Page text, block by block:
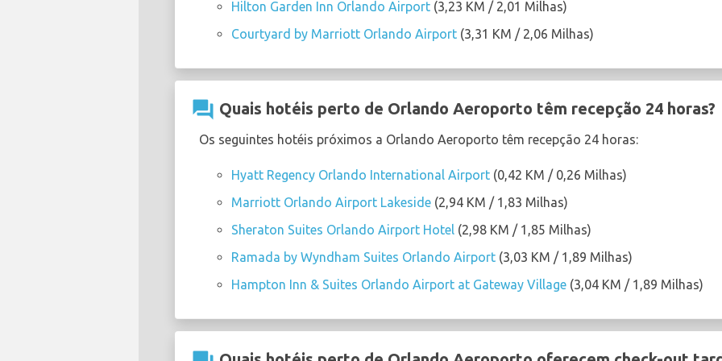
Hilton Garden Inn Orlando Airport (3,23 KM / 2,01 Milhas)
Courtyard by Marriott Orlando Airport (3,31 KM / 2,06 Milhas)
question_answer Quais hotéis perto de Orlando Aeroporto têm recepção 24 horas?
Os seguintes hotéis próximos a Orlando Aeroporto têm recepção 24 horas:
Hyatt Regency Orlando International Airport (0,42 KM / 0,26 Milhas)
Marriott Orlando Airport Lakeside (2,94 KM / 1,83 Milhas)
Sheraton Suites Orlando Airport Hotel (2,98 KM / 1,85 Milhas)
Ramada by Wyndham Suites Orlando Airport (3,03 KM / 1,89 Milhas)
Hampton Inn & Suites Orlando Airport at Gateway Village (3,04 KM / 1,89 Milhas)